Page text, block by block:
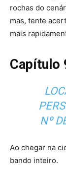
rochas do
mas, tente
mais
Capítulo
Nº
Ao chegar na
bando inteiro.